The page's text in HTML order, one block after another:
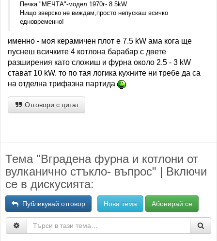
Печка "МЕЧТА"-модел 1970г- 8.5kW
Нищо зверско не виждам,просто непускаш всичко
едновременно!
именно - моя керамичен плот е 7.5 kW ама кога ще
пуснеш всичките 4 котлона барабар с двете
разширения като сложиш и фурна около 2.5 - 3 kW
стават 10 kW. то по тая логика кухните ни требе да са
на отделна трифазна партида
Отговори с цитат
Тема "Вградена фурна и котлони от
вулканично стъкло- въпрос" | Включи
се в дискусията:
Публикувай отговор Нова тема Абонирай се